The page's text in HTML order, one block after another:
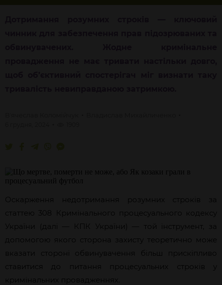
Оскарження недотримання розумних строків за
статтею 308 Кримінального процесуального кодексу
України (далі — КПК України) — той інструмент, за
допомогою якого сторона захисту теоретично може
вказати стороні обвинувачення більш прискіпливо
ставитися до питання процесуальних строків у
кримінальних провадженнях.